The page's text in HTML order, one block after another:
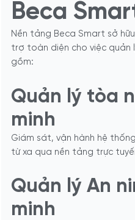
Beca
Nền tảng Beca Smart sở
trợ toàn diện cho việc quản
gồm:
Quản lý tòa
minh
Giám sát, vận hành hệ
từ xa qua nền tảng trực
Quản lý An
minh